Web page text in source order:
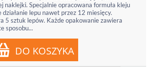
naklejki. Specjalnie opracowana formuła kleju
lepu nawet przez 12 miesięcy.
5 sztuk lepów. Każde opakowanie zawiera
sposobu...